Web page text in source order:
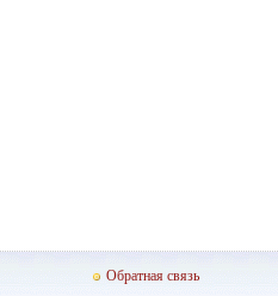
Обратная связь